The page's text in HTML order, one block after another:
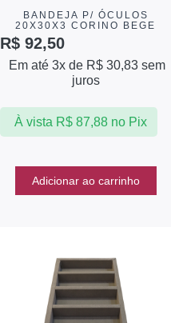
BANDEJA P/ ÓCULOS
20X30X3 CORINO BEGE
R$ 92,50
Em até 3x de R$ 30,83 sem
juros
À vista R$87,88 no Pix
Adicionar ao carrinho